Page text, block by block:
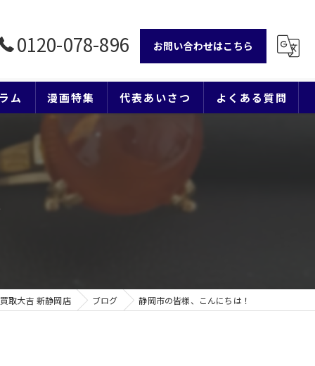
0120-078-896 お問い合わせはこちら
ム 漫画特集 代表あいさつ よくある質問
取大吉 新静岡店 ブログ 静岡市の皆様、こんにちは！